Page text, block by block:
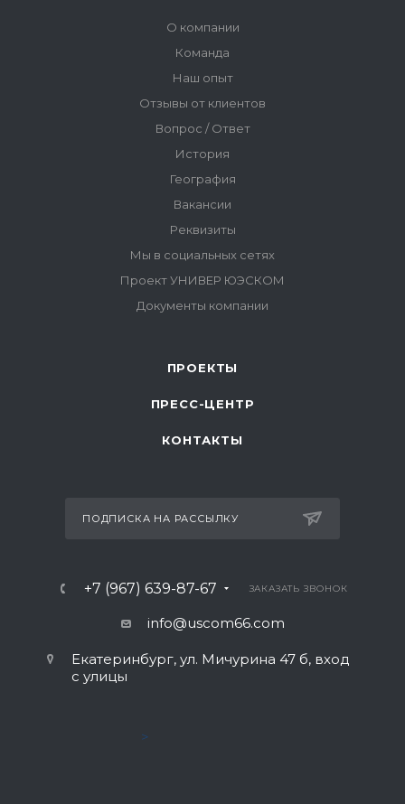
ПРОЕКТЫ
ПРЕСС-ЦЕНТР
КОНТАКТЫ
ПОДПИСКА НА РАССЫЛКУ
+7 (967) 639-87-67 ЗАКАЗАТЬ ЗВОНОК
info@uscom66.com
Екатеринбург, ул. Мичурина 47 б, вход
с улицы
>